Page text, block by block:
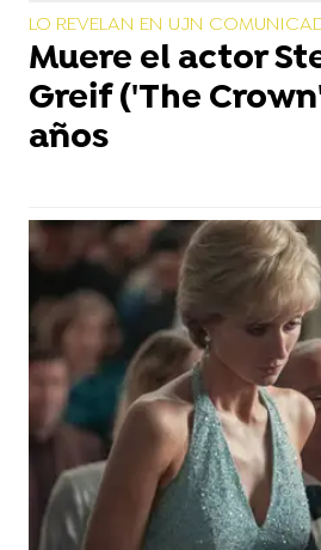
LO REVELAN EN UJN
Muere el actor
Greif ('The
años